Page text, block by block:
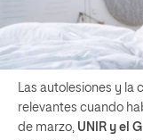
Las autolesiones y la
relevantes cuando
de marzo, UNIR y el